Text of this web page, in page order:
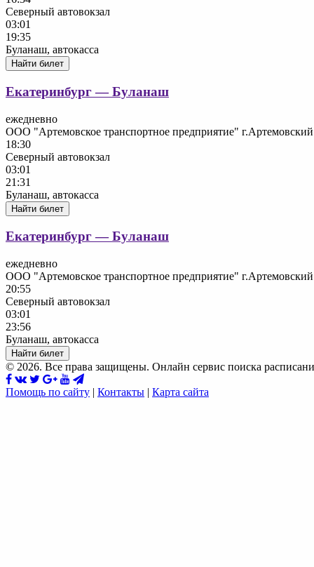
Северный автовокзал
03:01
19:35
Буланаш, автокасса
Найти билет
Екатеринбург — Буланаш
ежедневно
ООО "Артемовское транспортное предприятие" г.Артемовский
18:30
Северный автовокзал
03:01
21:31
Буланаш, автокасса
Найти билет
Екатеринбург — Буланаш
ежедневно
ООО "Артемовское транспортное предприятие" г.Артемовский
20:55
Северный автовокзал
03:01
23:56
Буланаш, автокасса
Найти билет
© 2026. Все права защищены. Онлайн сервис поиска
Помощь по сайту | Контакты | Карта сайта